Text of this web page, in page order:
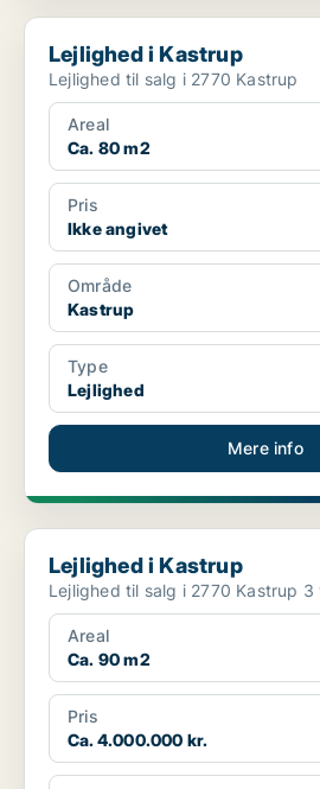
Lejlighed i Kastrup
Lejlighed i Kastrup
Lejlighed til salg i 2770 Kastrup
Areal
Ca. 80 m2
Pris
Ikke angivet
Område
Kastrup
Type
Lejlighed
Mere info
Lejlighed i Kastrup
Lejlighed i Kastrup
Areal
Ca. 90 m2
Pris
Ca. 4.000.000 kr.